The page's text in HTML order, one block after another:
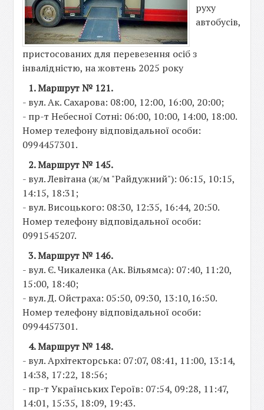
руху
автобусів,
пристосованих для перевезення осіб з
інвалідністю, на жовтень 2025 року
1. Маршрут № 121.
- вул. Ак. Сахарова: 08:00, 12:00, 16:00, 20:00;
- пр-т Небесної Сотні: 06:00, 10:00, 14:00, 18:00.
Номер телефону відповідальної особи:
0994457301.
2. Маршрут № 145.
- вул. Левітана (ж/м "Райдужний"): 06:15, 10:15,
14:15, 18:31;
- вул. Висоцького: 08:30, 12:35, 16:44, 20:50.
Номер телефону відповідальної особи:
0991545207.
3. Маршрут № 146.
- вул. Є. Чикаленка (Ак. Вільямса): 07:40, 11:20,
15:00, 18:40;
- вул. Д. Ойстраха: 05:50, 09:30, 13:10,16:50.
Номер телефону відповідальної особи:
0994457301.
4. Маршрут № 148.
- вул. Архітекторська: 07:07, 08:41, 11:00, 13:14,
14:38, 17:22, 18:56;
- пр-т Українських Героїв: 07:54, 09:28, 11:47,
14:01, 15:35, 18:09, 19:43.